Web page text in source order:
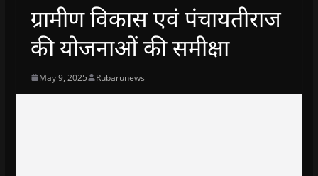
ग्रामीण विकास एवं पंचायतीराज
की योजनाओं की समीक्षा
May 9, 2025 Rubarunews